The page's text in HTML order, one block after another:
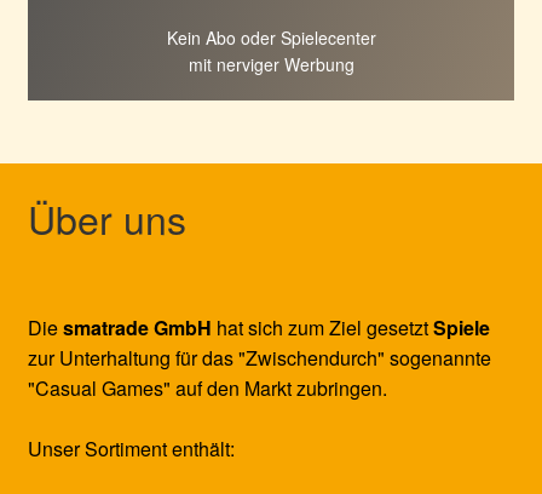
Kein Abo oder Spielecenter
mit nerviger Werbung
Über uns
Diesmatrade GmbH hat sich zum Ziel gesetztSpiele
zur Unterhaltung für das "Zwischendurch" sogenannte
"Casual Games" auf den Markt zubringen.
Unser Sortiment enthält: